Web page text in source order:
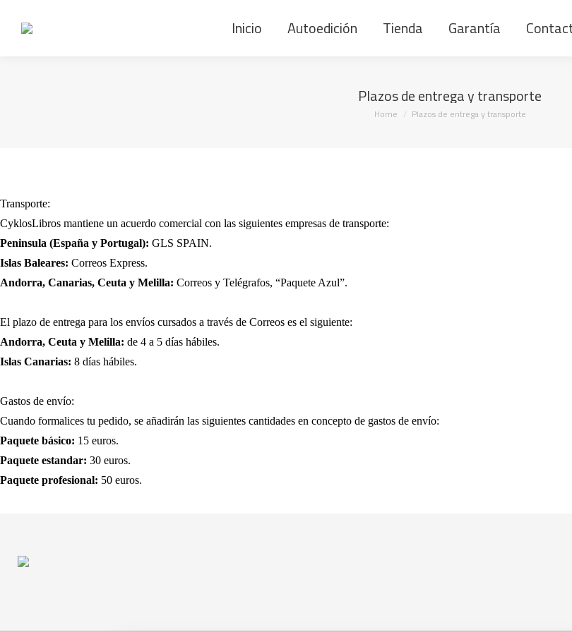
Inicio Autoedición Tienda Garantía
Plazos de entrega y transporte
You are here:
Home Plazos de entrega y transporte
Transporte:
CyklosLibros mantiene un acuerdo comercial con las siguientes empresas de transporte:
Peninsula (España y Portugal): GLS SPAIN.
Islas Baleares: Correos Express.
Andorra, Canarias, Ceuta y Melilla: Correos y Telégrafos, “Paquete Azul”.
El plazo de entrega para los envíos cursados a través de Correos es el siguiente:
Andorra, Ceuta y Melilla: de 4 a 5 días hábiles.
Islas Canarias: 8 días hábiles.
Gastos de envío:
Cuando formalices tu pedido, se añadirán las siguientes cantidades en concepto de gastos de envío:
Paquete básico: 15 euros.
Paquete estandar: 30 euros.
Paquete profesional: 50 euros.